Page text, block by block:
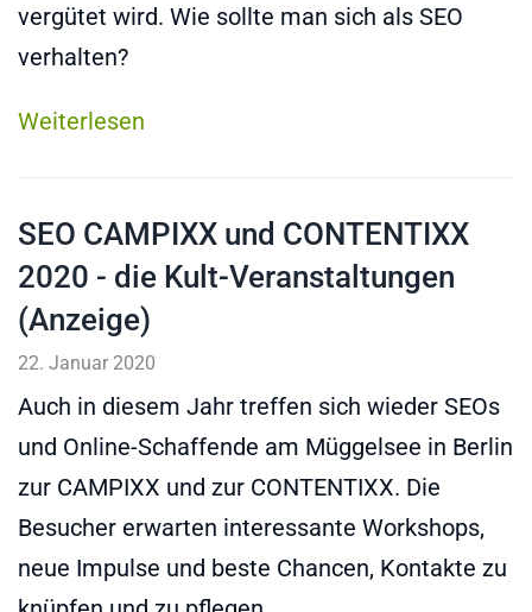
vergütet wird. Wie sollte man sich als SEO
verhalten?
Weiterlesen
SEO CAMPIXX und CONTENTIXX
2020 - die Kult-Veranstaltungen
(Anzeige)
22. Januar 2020
Auch in diesem Jahr treffen sich wieder SEOs
und Online-Schaffende am Müggelsee in Berlin
zur CAMPIXX und zur CONTENTIXX. Die
Besucher erwarten interessante Workshops,
neue Impulse und beste Chancen, Kontakte zu